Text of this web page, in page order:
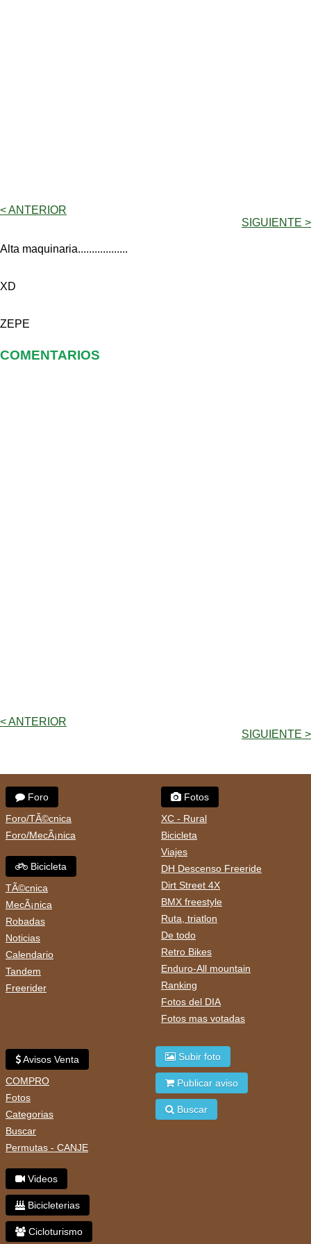
< ANTERIOR
SIGUIENTE >
Alta maquinaria..................
XD
ZEPE
COMENTARIOS
< ANTERIOR
SIGUIENTE >
Foro
Foro/TÃ©cnica
Foro/MecÃ¡nica
Bicicleta
TÃ©cnica
MecÃ¡nica
Robadas
Noticias
Calendario
Tandem
Freerider
Fotos
XC - Rural
Bicicleta
Viajes
DH Descenso Freeride
Dirt Street 4X
BMX freestyle
Ruta, triatlon
De todo
Retro Bikes
Enduro-All mountain
Ranking
Fotos del DIA
Fotos mas votadas
Avisos Venta
COMPRO
Fotos
Categorias
Buscar
Permutas - CANJE
Videos
Bicicleterias
Cicloturismo
Subir foto
Publicar aviso
Buscar